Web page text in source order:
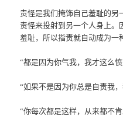
责怪是我们掩饰自己羞耻的另
责怪来投射到另一个人身上。
羞耻，所以指责就自动成为一
“都是因为你气我，我才这么
“如果不是因为你总是自责我
“你每次都是这样，从来都不